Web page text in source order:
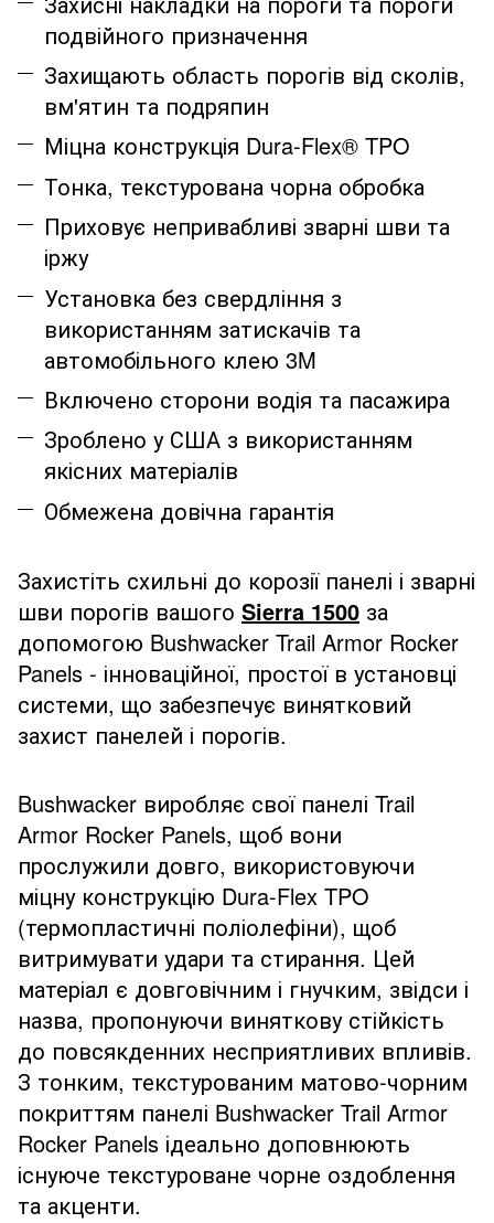
подвійного призначення
Захищають область порогів від сколів,
вм'ятин та подряпин
Міцна конструкція Dura-Flex® TPO
Тонка, текстурована чорна обробка
Приховує непривабливі зварні шви та
іржу
Установка без свердління з
використанням затискачів та
автомобільного клею 3M
Включено сторони водія та пасажира
Зроблено у США з використанням
якісних матеріалів
Обмежена довічна гарантія
Захистіть схильні до корозії панелі і зварні
шви порогів вашого Sierra 1500 за
допомогою Bushwacker Trail Armor Rocker
Panels - інноваційної, простої в установці
системи, що забезпечує винятковий
захист панелей і порогів.
Bushwacker виробляє свої панелі Trail
Armor Rocker Panels, щоб вони
прослужили довго, використовуючи
міцну конструкцію Dura-Flex TPO
(термопластичні поліолефіни), щоб
витримувати удари та стирання. Цей
матеріал є довговічним і гнучким, звідси і
назва, пропонуючи виняткову стійкість
до повсякденних несприятливих впливів.
З тонким, текстурованим матово-чорним
покриттям панелі Bushwacker Trail Armor
Rocker Panels ідеально доповнюють
існуюче текстуроване чорне оздоблення
та акценти.